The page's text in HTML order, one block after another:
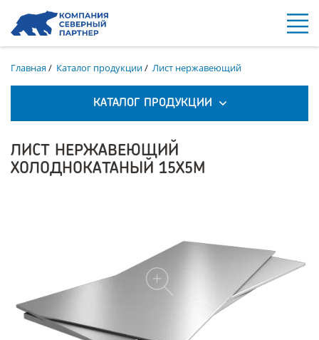
Главная/ Каталог продукции/ Лист нержавеющий
КАТАЛОГ ПРОДУКЦИИ
ЛИСТ НЕРЖАВЕЮЩИЙ
ХОЛОДНОКАТАНЫЙ 15Х5М